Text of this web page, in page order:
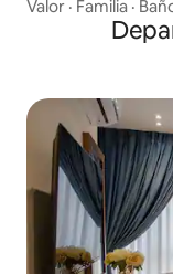
Valor · Familia ·